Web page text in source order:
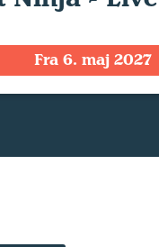
Fra 6. maj 2027